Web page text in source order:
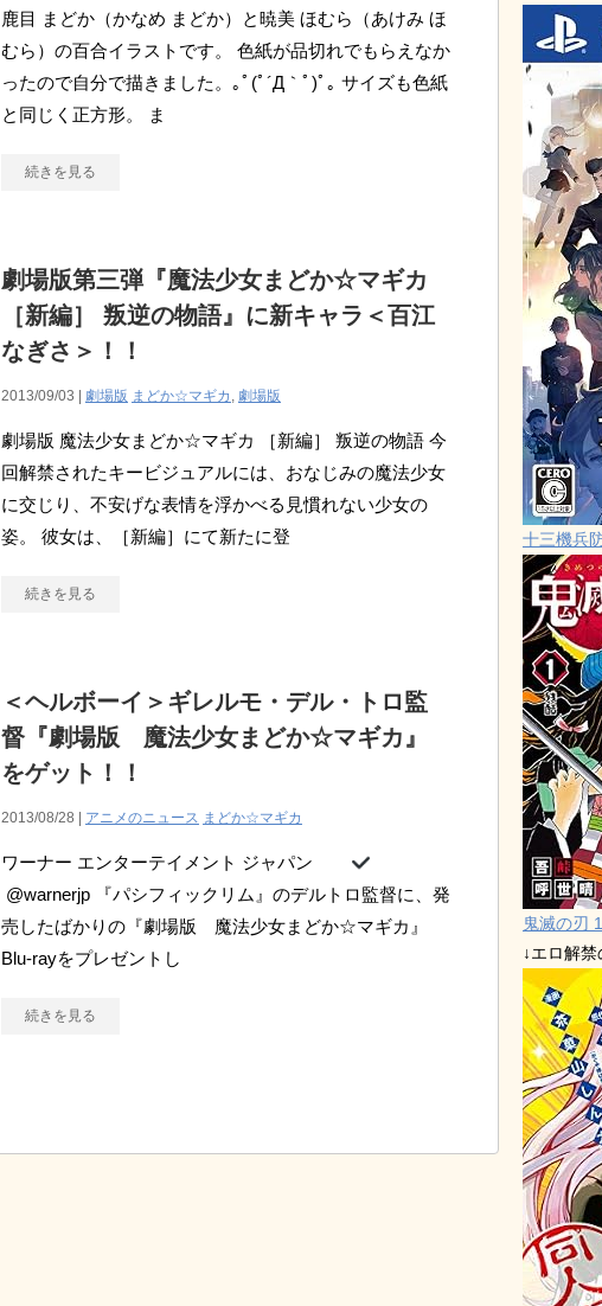
鹿目 まどか（かなめ まどか）と暁美 ほむら（あけみ ほ
むら）の百合イラストです。 色紙が品切れでもらえなか
ったので自分で描きました。｡ﾟ(ﾟ´Д｀ﾟ)ﾟ｡ サイズも色紙
と同じく正方形。 ま
続きを見る
劇場版第三弾『魔法少女まどか☆マギカ
［新編］ 叛逆の物語』に新キャラ＜百江
なぎさ＞！！
2013/09/03 | 劇場版 まどか☆マギカ , 劇場版
劇場版 魔法少女まどか☆マギカ ［新編］ 叛逆の物語 今
回解禁されたキービジュアルには、おなじみの魔法少女
に交じり、不安げな表情を浮かべる見慣れない少女の
姿。 彼女は、［新編］にて新たに登
続きを見る
＜ヘルボーイ＞ギレルモ・デル・トロ監
督『劇場版 魔法少女まどか☆マギカ』
をゲット！！
2013/08/28 | アニメのニュース まどか☆マギカ
ワーナー エンターテイメント ジャパン
@warnerjp 『パシフィックリム』のデルトロ監督に、発
売したばかりの『劇場版 魔法少女まどか☆マギカ』
Blu-rayをプレゼントし
続きを見る
十三機兵
鬼滅の刃
↓エロ解